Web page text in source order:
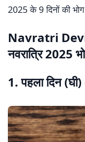
2025 के 9 दिनों की
Navratri
नवरात्रि 2025
1. पहला दिन